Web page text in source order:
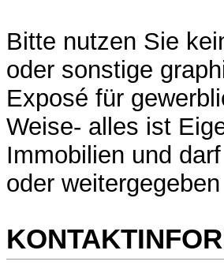
Bitte nutzen Sie
oder sonstige
Exposé für
Weise- alles ist
Immobilien und
oder